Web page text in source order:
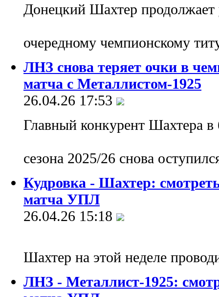
Донецкий Шахтер продолжает
очередному чемпионскому
ЛНЗ снова теряет очки в
матча с Металлистом-1925
26.04.26 17:53
Главный конкурент Шахтера в
сезона 2025/26 снова
Кудровка - Шахтер:
матча УПЛ
26.04.26 15:18
Шахтер на этой неделе
ЛНЗ - Металлист-1925: